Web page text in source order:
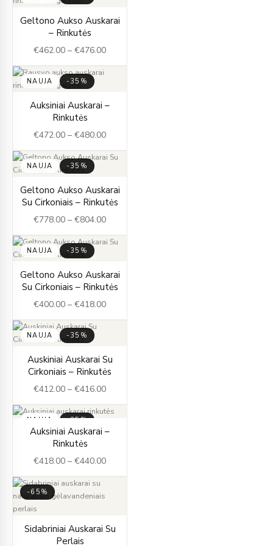
Geltono Aukso Auskarai
– Rinkutės
€462.00 – €476.00
range:
through
NAUJA -35%
Auksiniai Auskarai –
Rinkutės
€472.00 – €480.00
range:
through
NAUJA -35%
Geltono Aukso Auskarai
Su Cirkoniais – Rinkutės
€778.00 – €804.00
range:
€778.00
through
NAUJA -35%
Geltono Aukso Auskarai
Su Cirkoniais – Rinkutės
€400.00 – €418.00
range:
€400.00
through
NAUJA -35%
Auskiniai Auskarai Su
Cirkoniais – Rinkutės
€412.00 – €416.00
range:
€412.00
through
NAUJA -35%
Auksiniai Auskarai –
Rinkutės
€418.00 – €440.00
range:
through
-65%
Sidabriniai Auskarai Su
Perlais
price
price